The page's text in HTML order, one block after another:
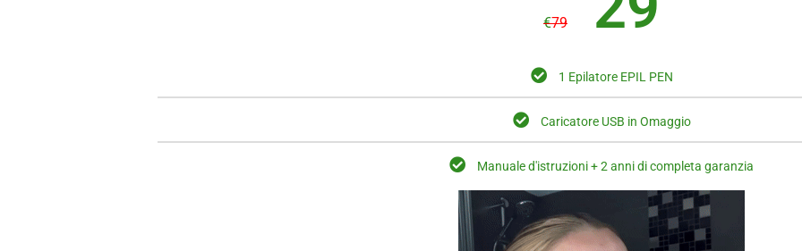
€79
1 Epilatore EPIL PEN
Caricatore USB in Omaggio
Manuale d'istruzioni + 2 anni di completa garanzia